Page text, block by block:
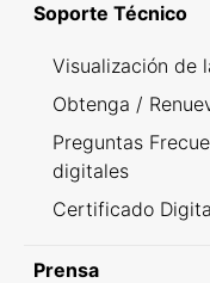
Soporte Técnico
Visualización de
Obtenga /
Preguntas
digitales
Certificado
Prensa